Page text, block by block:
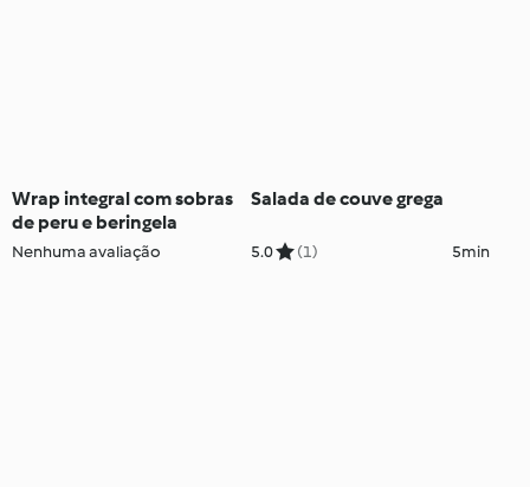
Wrap integral com sobras
de peru e beringela
Nenhuma avaliação
Salada de couve grega
5.0 (1) 5min